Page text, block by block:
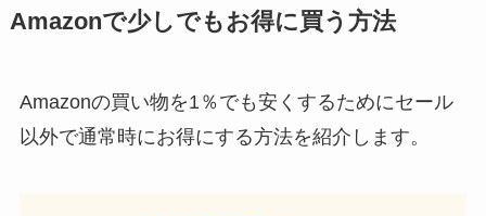
Amazonで少しでもお得に買う方法
Amazonの買い物を1％でも安くするためにセール
以外で通常時にお得にする方法を紹介します。